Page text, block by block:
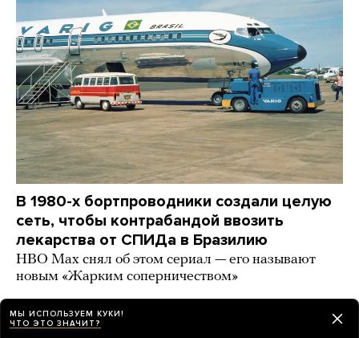
В 1980-х бортпроводники создали целую
сеть, чтобы контрабандой ввозить
лекарства от СПИДа в Бразилию
HBO Max снял об этом сериал — его называют
новым «Жарким соперничеством»
МЫ ИСПОЛЬЗУЕМ КУКИ!
ЧТО ЭТО ЗНАЧИТ?